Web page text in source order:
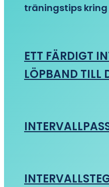
träningstips
ETT FÄRDIGT
LÖPBAND TILL